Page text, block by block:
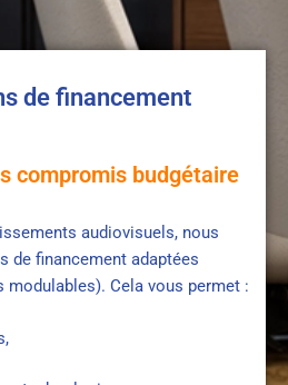
de financement
compromis budgétaire
audiovisuels, nous
de financement adaptées
modulables). Cela vous permet :